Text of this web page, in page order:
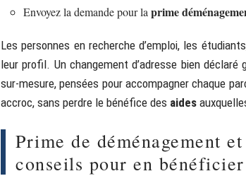
Envoyez la demande pour la prime
Les personnes en recherche d’emploi, les
leur profil. Un changement d’adresse bien
sur-mesure, pensées pour accompagner chaque
accroc, sans perdre le bénéfice des aides
Prime de déménagement
conseils pour en bénéficier